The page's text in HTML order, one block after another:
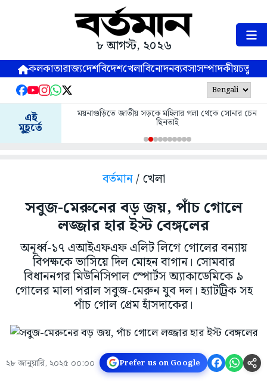
৮ আগস্ট, ২০২৬
কলকাতারাজ্যদেশবিদেশখেলাবিনোদনব্যবসাসম্পাদকীয়
এই
মুহূর্তে
ময়নাগুড়িতে জাতীয় সড়কে মহিলার গলা থেকে সোনার চেন
ছিনতাই
বর্তমান/ খেলা
সবুজ-মেরুনের বড় জয়, পাঁচ গোলে
লজ্জার হার ইস্ট বেঙ্গলের
অনূর্ধ্ব-১৭ এআইএফএফ এলিট লিগে গোলের বন্যায়
বিপক্ষকে ভাসিয়ে দিল মোহন বাগান। সোমবার
বিধাননগর মিউনিসিপাল স্পোর্টস অ্যাকাডেমিকে ৯
গোলের মালা পরাল সবুজ-মেরুন যুব দল। হ্যাটট্রিক সহ
পাঁচ গোল প্রেম হাঁসদাকের।
২৮ জানুয়ারি, ২০২৫ ০০:০০ Prefer us on Google